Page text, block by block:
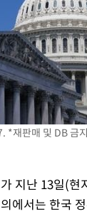
*재판매 및 DB 금지
지난 13일(
에서는 한국